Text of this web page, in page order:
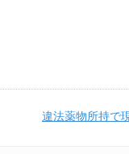
違法薬物所持で